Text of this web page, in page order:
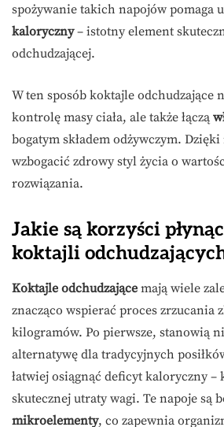
spożywanie takich napojów pomaga
kaloryczny– istotny element
odchudzającej.
W ten sposób koktajle odchudzające
kontrolę masy ciała, ale także łączą
bogatym składem odżywczym.
wzbogacić zdrowy styl życia o
rozwiązania.
Jakie są korzyści
koktajli
Koktajle odchudzające mają wiele
znacząco wspierać proces zrzucania
kilogramów. Po pierwsze, stanowią
alternatywę dla tradycyjnych
łatwiej osiągnąć deficyt kaloryczny –
skutecznej utraty wagi. Te napoje są
mikroelementy, co zapewnia